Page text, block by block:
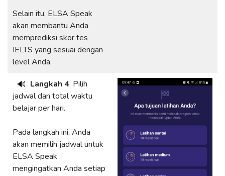
Selain itu, ELSA Speak
akan membantu Anda
memprediksi skor tes
IELTS yang sesuai dengan
level Anda.
🔊 Langkah 4: Pilih
jadwal dan total waktu
belajar per hari.
Pada langkah ini, Anda
akan memilih jadwal untuk
ELSA Speak
mengingatkan Anda setiap